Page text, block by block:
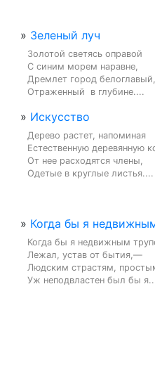
» Зеленый луч
Золотой светясь оправой
С синим морем наравне,
Дремлет город белоглавый,
Отраженный  в глубине....
» Искусство
Дерево растет, напоминая
Естественную деревянную
От нее расходятся члены,
Одетые в круглые листья....
» Когда бы я
Когда бы я недвижным
Лежал, устав от бытия,—
Людским страстям,
Уж неподвластен был бы